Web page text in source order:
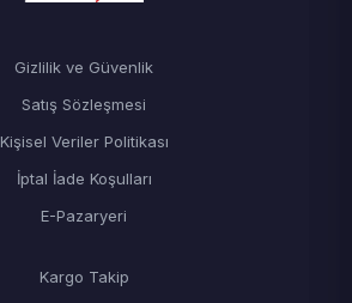
Gizlilik ve Güvenlik
Satış Sözleşmesi
Kişisel Veriler Politikası
İptal İade Koşulları
E-Pazaryeri
Kargo Takip